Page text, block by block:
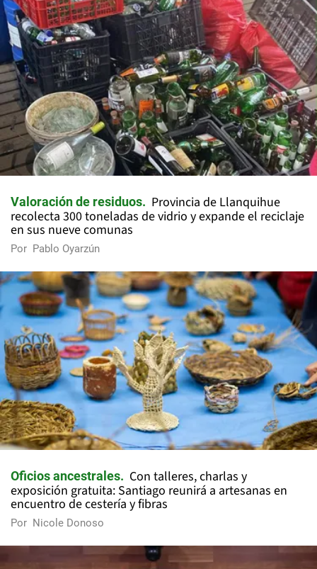
Valoración de residuos
Provincia de Llanquihue
recolecta 300 toneladas de vidrio y expande el reciclaje
en sus nueve comunas
Por Pablo Oyarzún
Oficios ancestrales
Con talleres, charlas y
exposición gratuita: Santiago reunirá a artesanas en
encuentro de cestería y fibras
Por Nicole Donoso